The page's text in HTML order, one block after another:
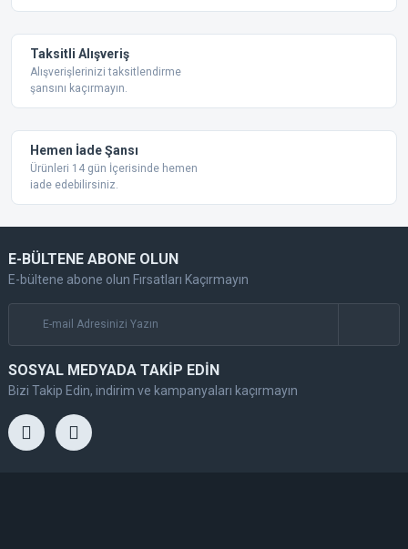
Taksitli Alışveriş
Alışverişlerinizi taksitlendirme
şansını kaçırmayın.
Hemen İade Şansı
Ürünleri 14 gün İçerisinde hemen
iade edebilirsiniz.
E-BÜLTENE ABONE OLUN
E-bültene abone olun Fırsatları Kaçırmayın
SOSYAL MEDYADA TAKİP EDİN
Bizi Takip Edin, indirim ve kampanyaları kaçırmayın